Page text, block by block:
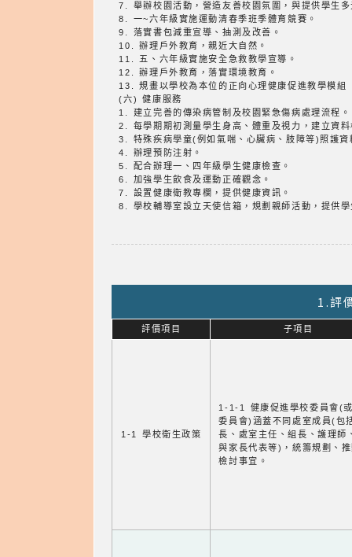
7. 舉辦校園活動，營造友善校園氛圍，與提供學生
8. 一~六年級實施運動清春季班季體育競賽。
9. 落實書包減重宣導、抽測及改善。
10. 辦理戶外教育，親近大自然。
11. 五、六年級實施安全急救教學宣導。
12. 辦理戶外教育，落實環境教育。
13. 規畫以學校為本位的正向心理健康促進教學模組
(六) 健康服務
1. 建立完善的傳染病管制及校園緊急傷病處理流程。
2. 每學期期初測量學生身高、體重及視力，建立資
3. 特殊疾病學童(例如氣喘、心臟病、肢障等)照護資
4. 辦理預防注射。
5. 配合辦理一、四年級學生健康檢查。
6. 加強學生飲食及運動正確觀念。
7. 設置健康衛教專欄，提供健康資訊。
8. 學校輔導室設立天使信箱，規劃親師活動，提供
1.評
評價項目 子項目
1-1 學校衛生政策
1-1-1 健康促進學校委員會(
委員會)涵蓋不同處室成員(包
長、處室主任、組長、護理師
與家長代表等)，統籌規劃、
檢討事宜。